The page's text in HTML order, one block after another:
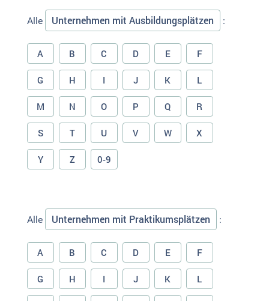
Alle Unternehmen mit Ausbildungsplätzen :
A B C D E F
G H I J K L
M N O P Q R
S T U V W X
Y Z 0-9
Alle Unternehmen mit Praktikumsplätzen :
A B C D E F
G H I J K L